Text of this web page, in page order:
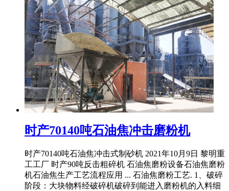
时产70140吨石油焦冲击磨粉机
时产70140吨石油焦冲击式制砂机 2021年10月9日 黎明重
工工厂 时产90吨反击粗碎机 石油焦磨粉设备石油焦磨粉
机石油焦生产工艺流程应用 ... 石油焦磨粉工艺. 1、破碎
阶段：大块物料经破碎机破碎到能进入磨粉机的入料细